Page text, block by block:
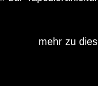
mehr zu